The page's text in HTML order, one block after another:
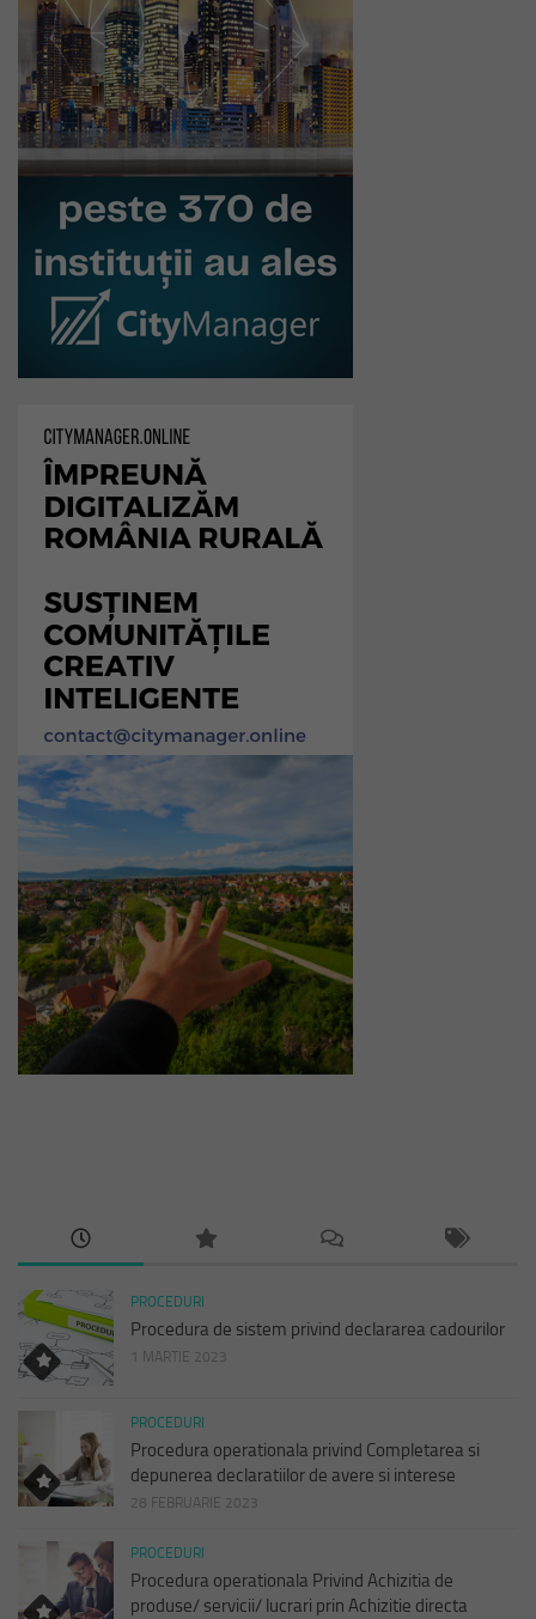
PROCEDURI
Procedura de sistem privind declararea cadourilor
1 MARTIE 2023
PROCEDURI
Procedura operationala privind Completarea si
depunerea declaratiilor de avere si interese
28 FEBRUARIE 2023
PROCEDURI
Procedura operationala Privind Achizitia de
produse/ servicii/ lucrari prin Achizitie directa